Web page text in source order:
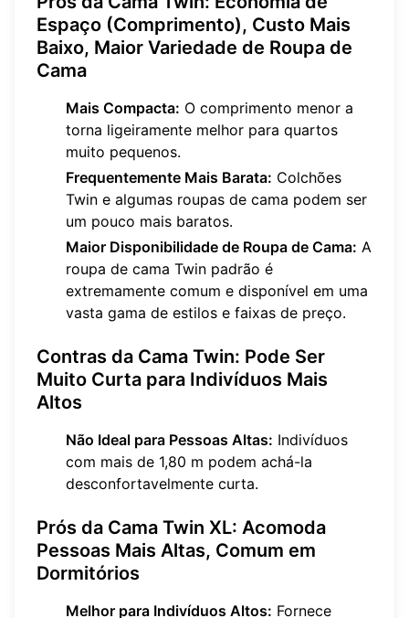
Espaço (Comprimento), Custo Mais
Baixo, Maior Variedade de Roupa de
Cama
Mais Compacta: O comprimento menor a
torna ligeiramente melhor para quartos
muito pequenos.
Frequentemente Mais Barata: Colchões
Twin e algumas roupas de cama podem ser
um pouco mais baratos.
Maior Disponibilidade de Roupa de Cama: A
roupa de cama Twin padrão é
extremamente comum e disponível em uma
vasta gama de estilos e faixas de preço.
Contras da Cama Twin: Pode Ser
Muito Curta para Indivíduos Mais
Altos
Não Ideal para Pessoas Altas: Indivíduos
com mais de 1,80 m podem achá-la
desconfortavelmente curta.
Prós da Cama Twin XL: Acomoda
Pessoas Mais Altas, Comum em
Dormitórios
Melhor para Indivíduos Altos: Fornece